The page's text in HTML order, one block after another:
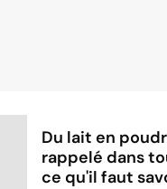
Du lait en
rappelé dans
ce qu'il faut